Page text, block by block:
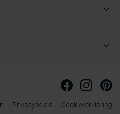
Privacybeleid Cookieverklaring